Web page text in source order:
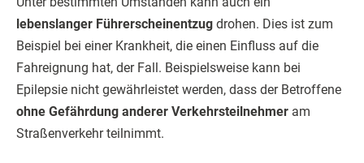
lebenslanger Führerscheinentzug drohen. Dies ist zum
Beispiel bei einer Krankheit, die einen Einfluss auf die
Fahreignung hat, der Fall. Beispielsweise kann bei
Epilepsie nicht gewährleistet werden, dass der Betroffene
ohne Gefährdung anderer Verkehrsteilnehmer am
Straßenverkehr teilnimmt.